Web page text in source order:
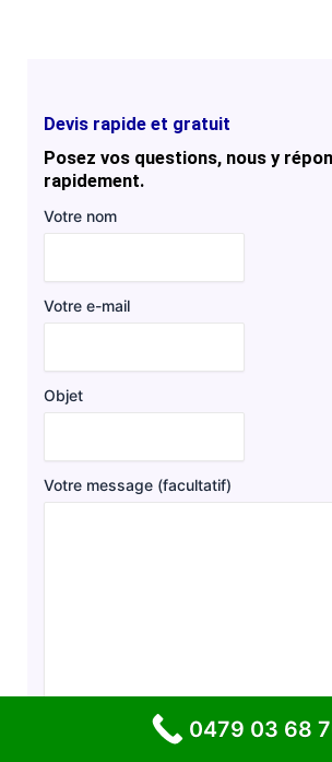
Devis rapide et gratuit
Posez vos questions, nous y
rapidement.
Votre nom
Votre e-mail
Objet
Votre message (facultatif)
0479 03 68